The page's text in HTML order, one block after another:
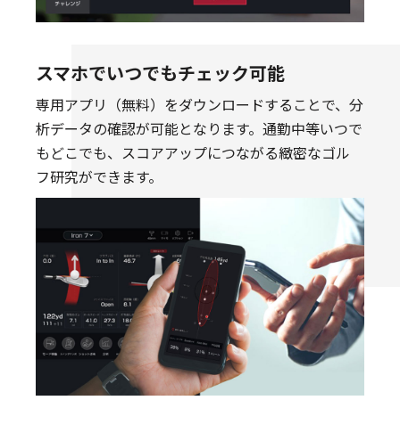
スマホでいつでもチェック可能
専用アプリ（無料）をダウンロードすることで、分
析データの確認が可能となります。通勤中等いつで
もどこでも、スコアアップにつながる緻密なゴル
フ研究ができます。